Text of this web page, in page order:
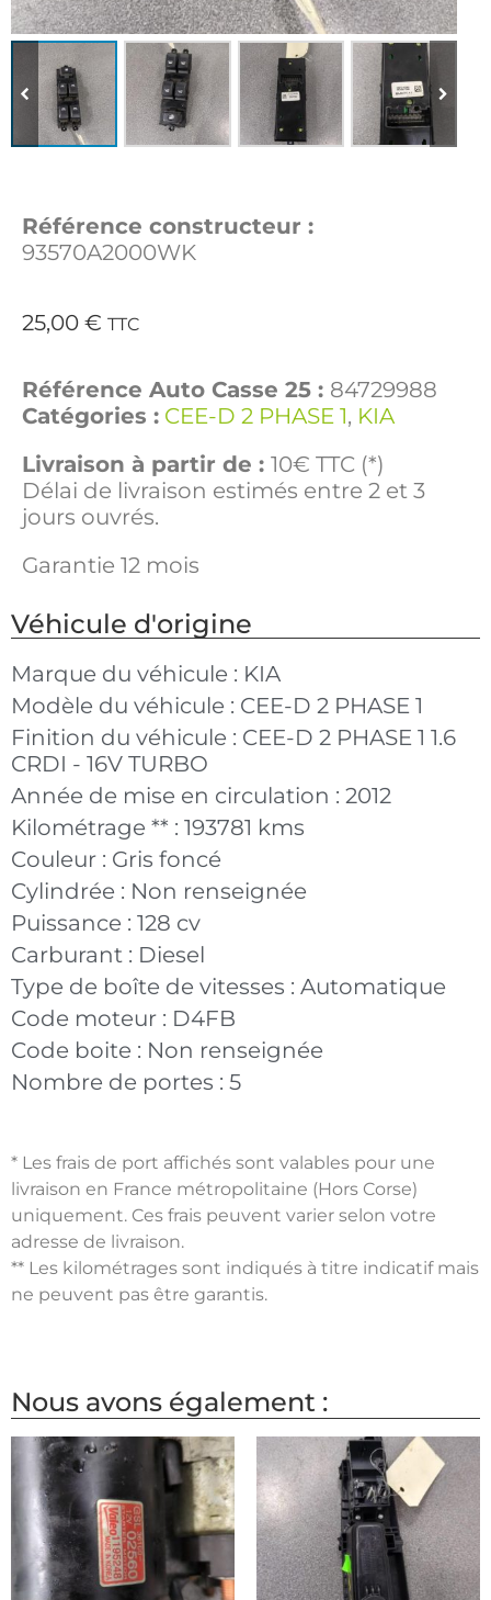
Référence constructeur :
93570A2000WK
25,00 € TTC
Référence Auto Casse 25 : 84729988
Catégories : CEE-D 2 PHASE 1, KIA
Livraison à partir de : 10€ TTC (*)
Délai de livraison estimés entre 2 et 3
jours ouvrés.
Garantie 12 mois
Véhicule d'origine
Marque du véhicule : KIA
Modèle du véhicule : CEE-D 2 PHASE 1
Finition du véhicule : CEE-D 2 PHASE 1 1.6
CRDI - 16V TURBO
Année de mise en circulation : 2012
Kilométrage ** : 193781 kms
Couleur : Gris foncé
Cylindrée : Non renseignée
Puissance : 128 cv
Carburant : Diesel
Type de boîte de vitesses : Automatique
Code moteur : D4FB
Code boite : Non renseignée
Nombre de portes : 5
* Les frais de port affichés sont valables pour une
livraison en France métropolitaine (Hors Corse)
uniquement. Ces frais peuvent varier selon votre
adresse de livraison.
** Les kilométrages sont indiqués à titre indicatif mais
ne peuvent pas être garantis.
Nous avons également :